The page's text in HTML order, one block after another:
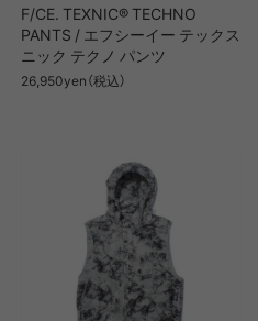
F/CE. TEXNIC® TECHNO
PANTS / エフシーイー テックス
ニック テクノ パンツ
26,950yen（税込）